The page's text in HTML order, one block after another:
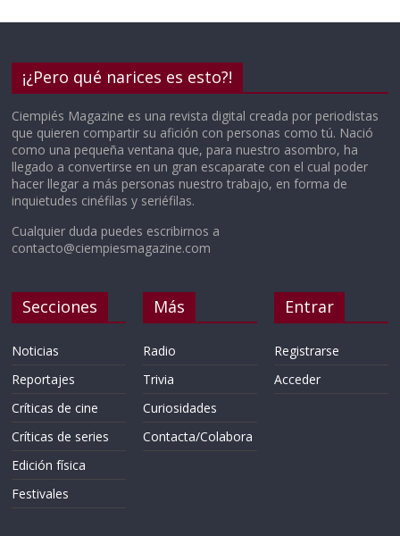
¡¿Pero qué narices es esto?!
Ciempiés Magazine es una revista digital creada por periodistas
que quieren compartir su afición con personas como tú. Nació
como una pequeña ventana que, para nuestro asombro, ha
llegado a convertirse en un gran escaparate con el cual poder
hacer llegar a más personas nuestro trabajo, en forma de
inquietudes cinéfilas y seriéfilas.
Cualquier duda puedes escribirnos a
contacto@ciempiesmagazine.com
Secciones
Noticias
Reportajes
Críticas de cine
Críticas de series
Edición física
Festivales
Más
Radio
Trivia
Curiosidades
Contacta/Colabora
Entrar
Registrarse
Acceder